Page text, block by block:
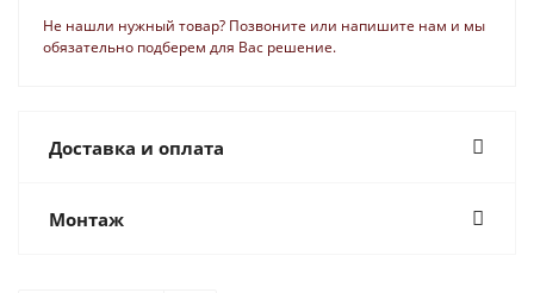
Не нашли нужный товар? Позвоните или напишите нам и мы
обязательно подберем для Вас решение.
Доставка и оплата
Монтаж